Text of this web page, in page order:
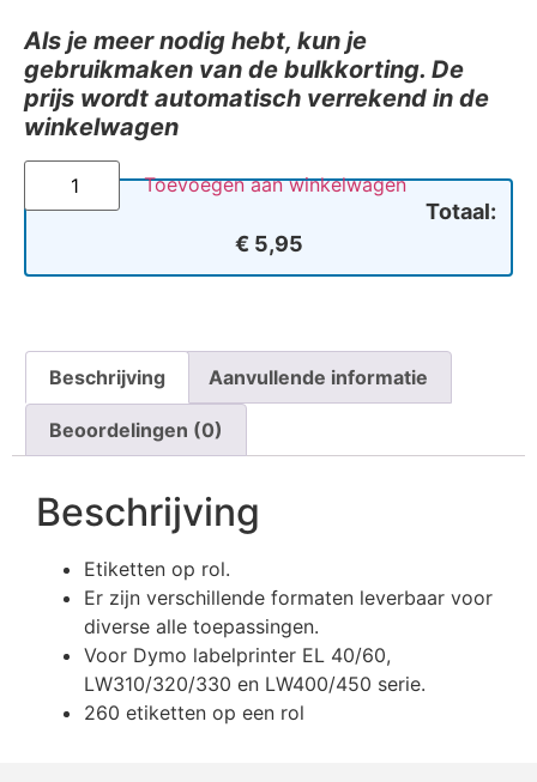
Als je meer nodig hebt, kun je
gebruikmaken van de bulkkorting. De
prijs wordt automatisch verrekend in de
winkelwagen
Toevoegen aan winkelwagen
Totaal:
€ 5,95
Beschrijving Aanvullende informatie
Beoordelingen (0)
Beschrijving
Etiketten op rol.
Er zijn verschillende formaten leverbaar voor
diverse alle toepassingen.
Voor Dymo labelprinter EL 40/60,
LW310/320/330 en LW400/450 serie.
260 etiketten op een rol